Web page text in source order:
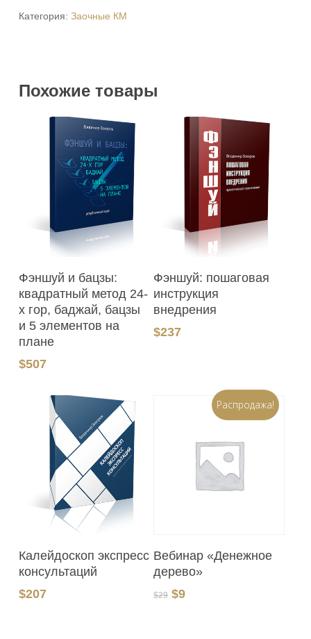
Категория: Заочные КМ
Похожие товары
В Корзину
Фэншуй и бацзы:
квадратный метод 24-
х гор, баджай, бацзы
и 5 элементов на
плане
$507
Фэншуй: пошаговая
инструкция
внедрения
$237
Калейдоскоп экспресс
консультаций
$207
Распродажа!
В Корзину
Вебинар «Денежное
дерево»
$29 Первоначальная
$9Текущая